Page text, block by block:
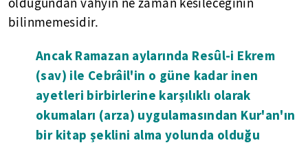
bilinmemesidir.
Ancak Ramazan aylarında Resûl-i Ekrem
(sav) ile Cebrâil'in o güne kadar inen
ayetleri birbirlerine karşılıklı olarak
okumaları (arza) uygulamasından Kur'an'ın
bir kitap şeklini alma yolunda olduğu